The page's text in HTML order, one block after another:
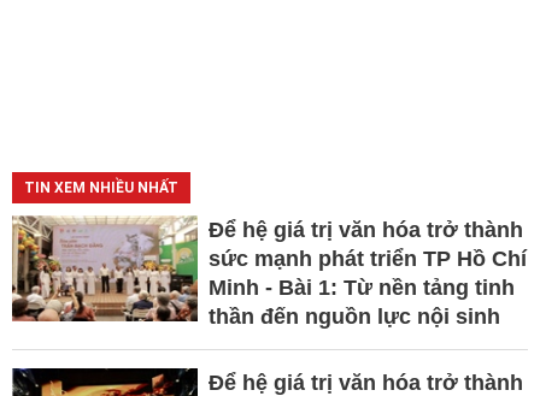
TIN XEM NHIỀU NHẤT
Để hệ giá trị văn hóa trở thành
sức mạnh phát triển TP Hồ Chí
Minh - Bài 1: Từ nền tảng tinh
thần đến nguồn lực nội sinh
Để hệ giá trị văn hóa trở thành